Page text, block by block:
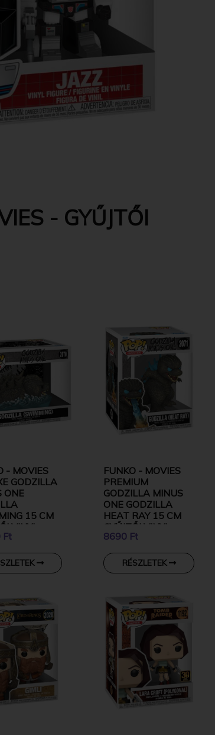
- GYŰJTŐI
- MOVIES
GODZILLA
ONE
15 CM
VINYL
Ft
FUNKO - MOVIES
PREMIUM
GODZILLA MINUS
ONE GODZILLA
HEAT RAY 15 CM
GYŰJTŐI VINYL
KARAKTER
8690 Ft
RÉSZLETEK